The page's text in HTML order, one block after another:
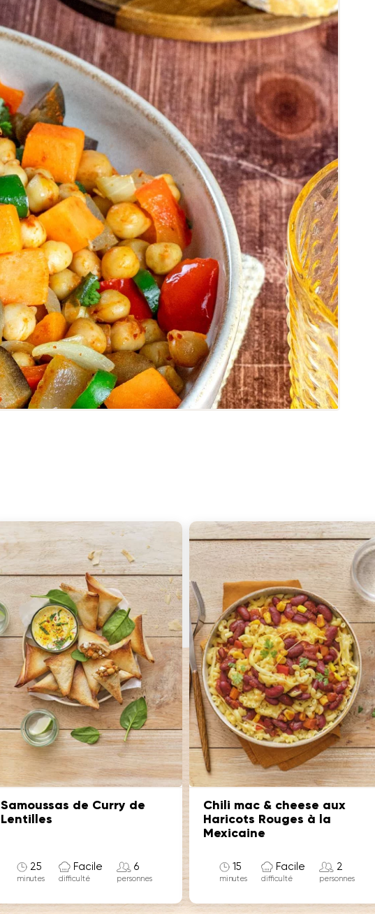
Samoussas de Curry de
Lentilles
25
minutes
Facile
difficulté
6
personnes
Chili mac & cheese aux
Haricots Rouges à la
Mexicaine
15
minutes
Facile
difficulté
2
personnes